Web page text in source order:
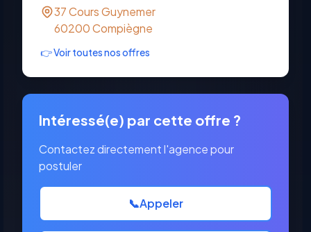
37 Cours Guynemer
60200Compiègne
👉 Voir toutes nos offres
Intéressé(e) par cette offre ?
Contactez directement l'agence pour
postuler
📞Appeler